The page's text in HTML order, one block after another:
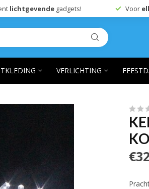
lichtgevendegadgets! Voor
VERLICHTING